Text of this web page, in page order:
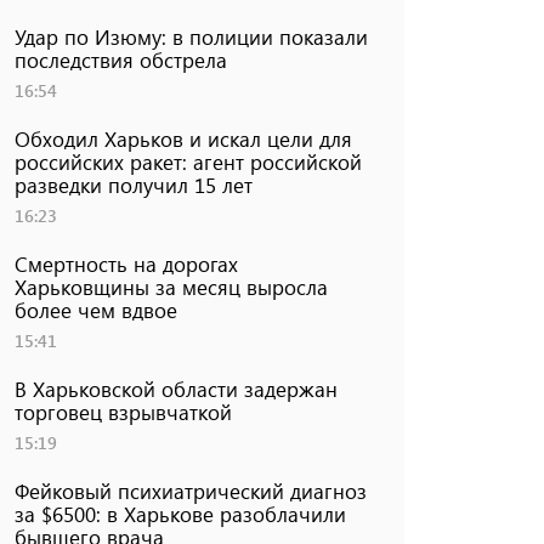
Удар по Изюму: в полиции показали
последствия обстрела
16:54
Обходил Харьков и искал цели для
российских ракет: агент российской
разведки получил 15 лет
16:23
Смертность на дорогах
Харьковщины за месяц выросла
более чем вдвое
15:41
В Харьковской области задержан
торговец взрывчаткой
15:19
Фейковый психиатрический диагноз
за $6500: в Харькове разоблачили
бывшего врача